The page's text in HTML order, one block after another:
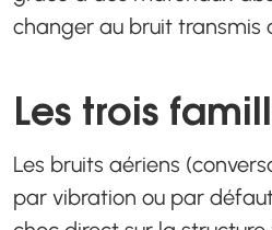
changer au bruit transmis
Les trois
Les bruits aériens
par vibration ou par